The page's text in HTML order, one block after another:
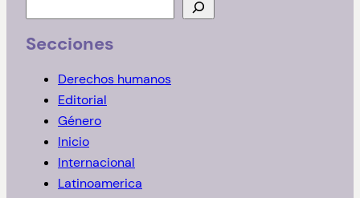
s
Secciones
Derechos humanos
Editorial
Género
Inicio
Internacional
Latinoamerica